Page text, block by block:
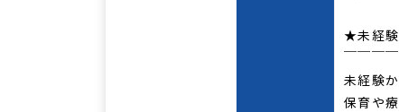
★未経
￣￣￣
未経験
保育や